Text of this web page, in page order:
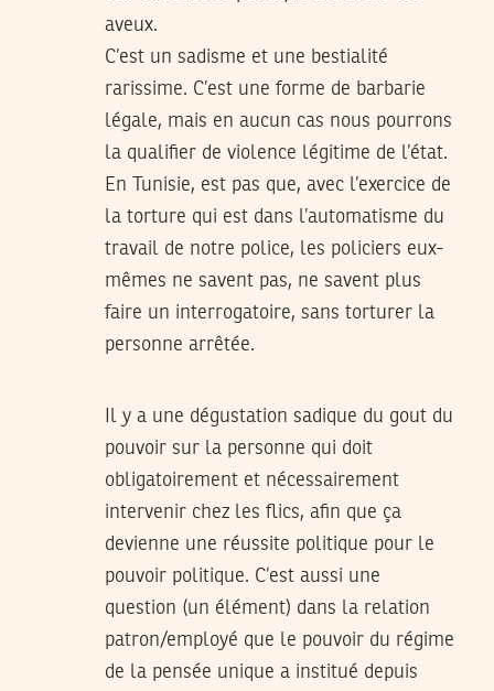
aveux.
C’est un sadisme et une bestialité
rarissime. C’est une forme de barbarie
légale, mais en aucun cas nous pourrons
la qualifier de violence légitime de l’état.
En Tunisie, est pas que, avec l’exercice de
la torture qui est dans l’automatisme du
travail de notre police, les policiers eux-
mêmes ne savent pas, ne savent plus
faire un interrogatoire, sans torturer la
personne arrêtée.
Il y a une dégustation sadique du gout du
pouvoir sur la personne qui doit
obligatoirement et nécessairement
intervenir chez les flics, afin que ça
devienne une réussite politique pour le
pouvoir politique. C’est aussi une
question (un élément) dans la relation
patron/employé que le pouvoir du régime
de la pensée unique a institué depuis